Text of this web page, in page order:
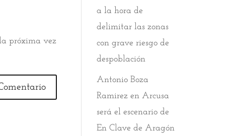
próxima vez
a la hora de
delimitar las zonas
con grave riesgo de
despoblación
Antonio Boza
Ramirez enArcusa
será el escenario de
En Clave de Aragón